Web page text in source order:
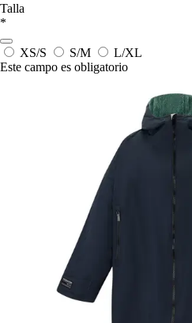
Talla
*
XS/S S/M
L/XL
Este campo es obligatorio